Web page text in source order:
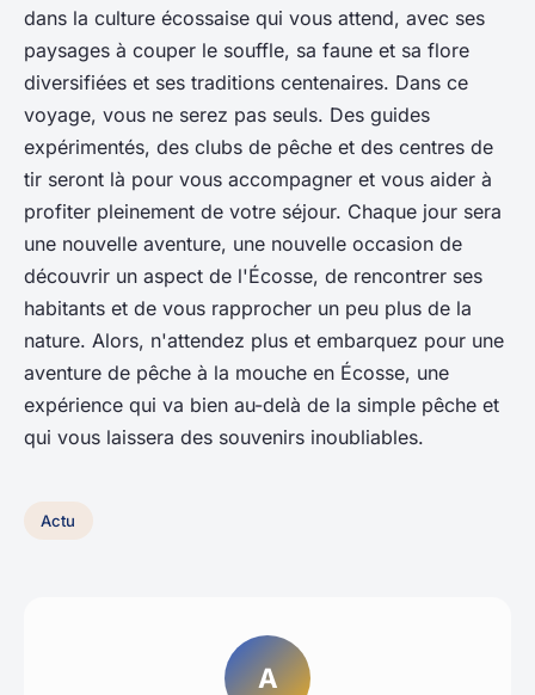
dans la culture écossaise qui vous attend, avec ses
paysages à couper le souffle, sa faune et sa flore
diversifiées et ses traditions centenaires. Dans ce
voyage, vous ne serez pas seuls. Des guides
expérimentés, des clubs de pêche et des centres de
tir seront là pour vous accompagner et vous aider à
profiter pleinement de votre séjour. Chaque jour sera
une nouvelle aventure, une nouvelle occasion de
découvrir un aspect de l'Écosse, de rencontrer ses
habitants et de vous rapprocher un peu plus de la
nature. Alors, n'attendez plus et embarquez pour une
aventure de pêche à la mouche en Écosse, une
expérience qui va bien au-delà de la simple pêche et
qui vous laissera des souvenirs inoubliables.
Actu
A